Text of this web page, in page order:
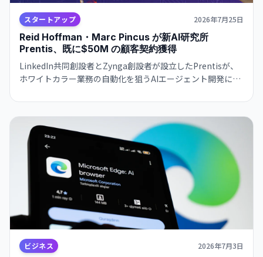
スタートアップ 2026年7月25日
Reid Hoffman・Marc Pincus が新AI研究所
Prentis、既に$50M の顧客契約獲得
LinkedIn共同創設者とZynga創設者が設立したPrentisが、
ホワイトカラー業務の自動化を狙うAIエージェント開発に注
既に数か月で大手顧客との契約を締結。
ビジネス 2026年7月3日